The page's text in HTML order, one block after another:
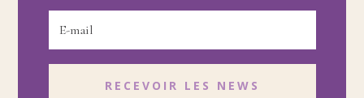
RECEVOIR LES NEWS